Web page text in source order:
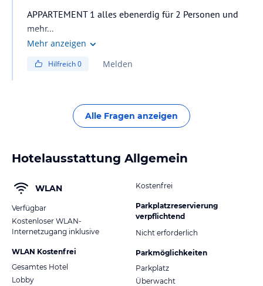
APPARTEMENT 1 alles ebenerdig für 2 Personen und
mehr...
Mehr anzeigen
Hilfreich0 Melden
Alle Fragen anzeigen
Hotelausstattung Allgemein
WLAN
Verfügbar
Kostenloser WLAN-
Internetzugang inklusive
WLAN Kostenfrei
Gesamtes Hotel
Lobby
Kostenfrei
Parkplatzreservierung
verpflichtend
Nicht erforderlich
Parkmöglichkeiten
Parkplatz
Überwacht